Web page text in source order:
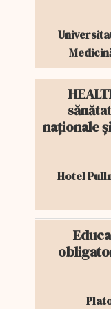
naționale
Hotel